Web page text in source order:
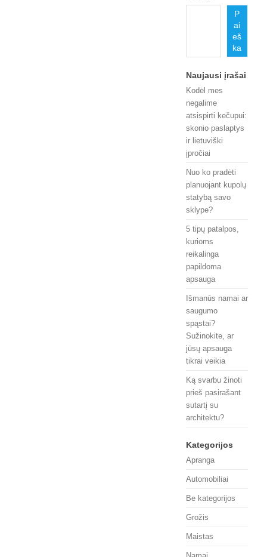
P
ai
eš
ka
Naujausi įrašai
Kodėl mes
negalime
atsispirti kečupui:
skonio paslaptys
ir lietuviški
įpročiai
Nuo ko pradėti
planuojant kupolų
statybą savo
sklype?
5 tipų patalpos,
kurioms
reikalinga
papildoma
apsauga
Išmanūs namai ar
saugumo
spąstai?
Sužinokite, ar
jūsų apsauga
tikrai veikia
Ką svarbu žinoti
prieš pasirašant
sutartį su
architektu?
Kategorijos
Apranga
Automobiliai
Be kategorijos
Grožis
Maistas